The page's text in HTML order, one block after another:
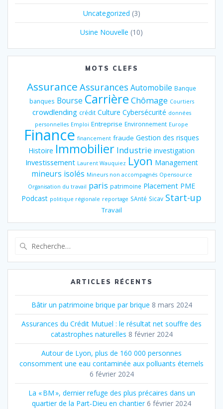
Uncategorized (3)
Usine Nouvelle (10)
MOTS CLEFS
Assurance Assurances Automobile Banque
banques Bourse Carrière Chômage Courtiers
crowdlending crédit Culture Cybersécurité données
personnelles Emploi Entreprise Environnement Europe
Finance financement fraude Gestion des risques
Histoire Immobilier Industrie investigation
Investissement Laurent Wauquiez Lyon Management
mineurs isolés Mineurs non accompagnés Opensource
Organisation du travail paris patrimoine Placement PME
Podcast politique régionale reportage SAnté Sicav Start-up
Travail
:
ARTICLES RÉCENTS
Bâtir un patrimoine brique par brique 8 mars 2024
Assurances du Crédit Mutuel : le résultat net souffre des
catastrophes naturelles 8 février 2024
Autour de Lyon, plus de 160 000 personnes
consomment une eau contaminée aux polluants éternels
6 février 2024
La « BM », dernier refuge des plus précaires dans un
quartier de la Part‐Dieu en chantier 6 février 2024